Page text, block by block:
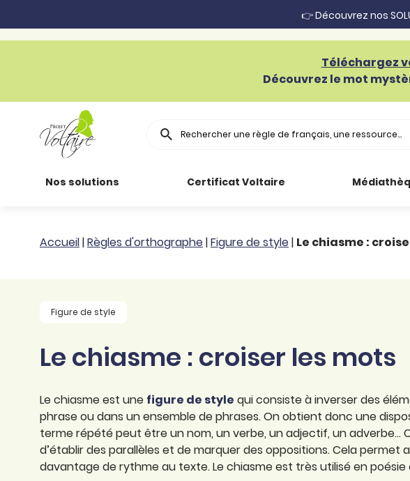
👉 Découvrez nos
Téléchargez
Découvrez le mot
Rechercher
Nos solutions
Particuliers
Organismes de
Certifier ses compétences
Évaluer le niveau de ses
salariés
Certificat Voltaire
Toutes nos
ressources
professionnel
Animer une classe
Accompagner ses
salariés
Explorer la langue
française
Conjugaison
d’orthographe
Syntaxe
Accueil|Règles d'orthographe|Figure de style| Le chiasme :
Figure de style
Le chiasme : croiser les mots
Le chiasme est une figure de style qui consiste à inverser des
phrase ou dans un ensemble de phrases. On obtient donc une
terme répété peut être un nom, un verbe, un adjectif, un adverbe…
d’établir des parallèles et de marquer des oppositions. Cela permet
davantage de rythme au texte. Le chiasme est très utilisé en